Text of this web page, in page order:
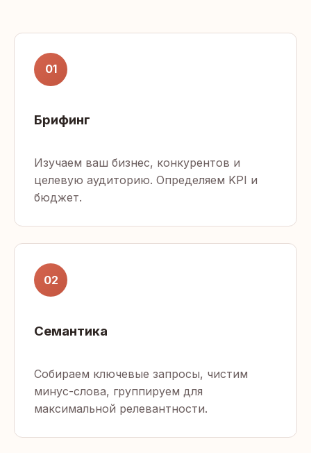
01
Брифинг
Изучаем ваш бизнес, конкурентов и
целевую аудиторию. Определяем KPI и
бюджет.
02
Семантика
Собираем ключевые запросы, чистим
минус-слова, группируем для
максимальной релевантности.